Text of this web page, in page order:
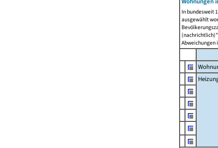
In bundesweit
ausgewählt
Abweichungen